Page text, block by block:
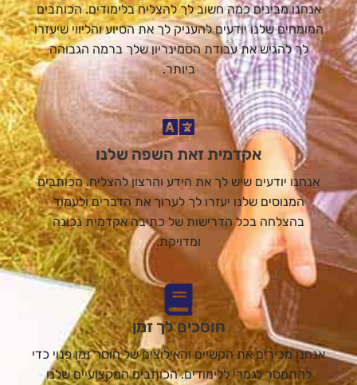
אנחנו מבינים כמה חשוב לך להצליח בלימודים. הכותבים
המומחים שלנו יודעים להעניק לך את הסיוע והליווי שיעזרו
לך להגיש את עבודת הסמינריון שלך ברמה הגבוהה
ביותר.
אקדמית זאת השפה שלנו
אנחנו יודעים שיש לך את הידע והרצון להצליח. הכותבים
המנוסים שלנו יעזרו לך לערוך את הדברים ולעמוד
בהצלחה בכל הדרישות של כתיבה אקדמית נכונה
ומדויקת.
חוסכים לך זמן
אנחנו מכירים את הקשיים והאילוצים של חוסר זמן פנוי כדי
להתמסר לגמרי ללימודים. הכותבים המקצועיים שלנו